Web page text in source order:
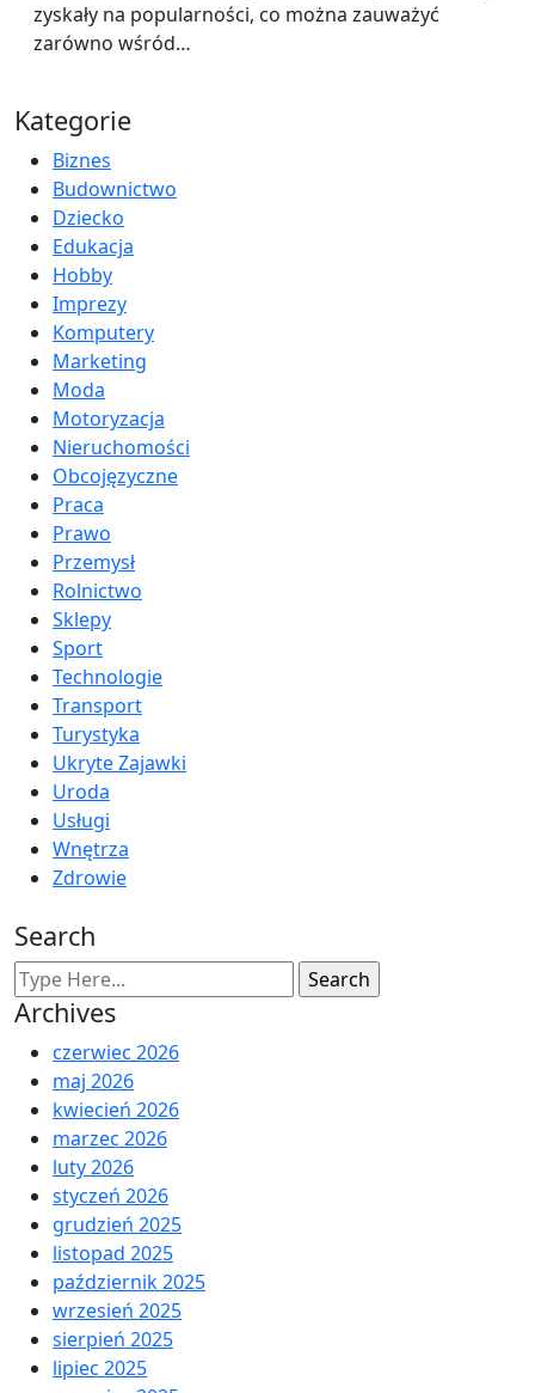
zyskały na popularności, co można zauważyć
zarówno wśród…
Kategorie
Biznes
Budownictwo
Dziecko
Edukacja
Hobby
Imprezy
Komputery
Marketing
Moda
Motoryzacja
Nieruchomości
Obcojęzyczne
Praca
Prawo
Przemysł
Rolnictwo
Sklepy
Sport
Technologie
Transport
Turystyka
Ukryte Zajawki
Uroda
Usługi
Wnętrza
Zdrowie
Search
Archives
czerwiec 2026
maj 2026
kwiecień 2026
marzec 2026
luty 2026
styczeń 2026
grudzień 2025
listopad 2025
październik 2025
wrzesień 2025
sierpień 2025
lipiec 2025